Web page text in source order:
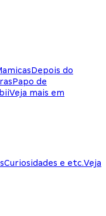
Depois do
Papo de
Veja mais em
Curiosidades e etc.Veja